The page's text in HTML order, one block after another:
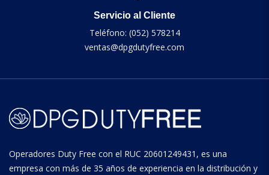
Servicio al Cliente
Teléfono: (052) 578214
ventas@dpgdutyfree.com
Operadores Duty Free con el RUC 20601249431, es una
empresa con más de 35 años de experiencia en la distribución y